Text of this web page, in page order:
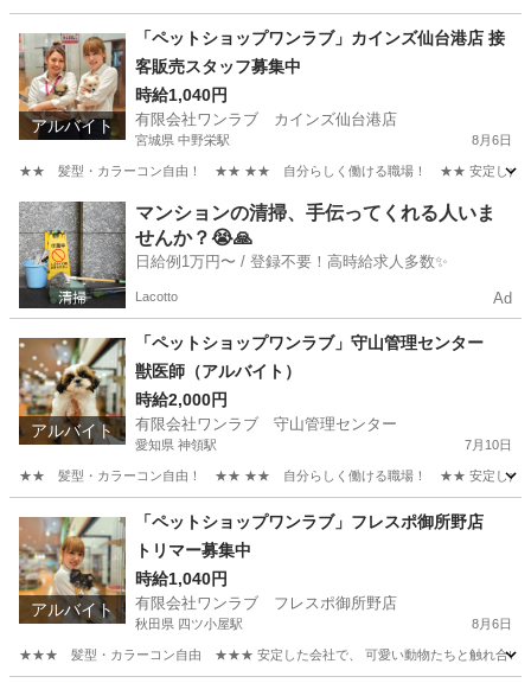
古島駅 スタッフ
アルバイト
「ペットショップワンラブ」カインズ仙台港店 接
客販売スタッフ募集中
時給1,040円
有限会社ワンラブ カインズ仙台港店
宮城県 中野栄駅 8月6日
★★ 髪型・カラーコン自由！ ★★ ★★ 自分らしく働ける職場！ ★★ 安定した会社で
宮城 仙台市 中野栄駅 その他 スタッフ
マンションの清掃、手伝ってくれる人いま
せんか？😭🙏
日給例1万円〜 / 登録不要！高時給求人多数✨
Lacotto Ad
アルバイト
「ペットショップワンラブ」守山管理センター
獣医師（アルバイト）
時給2,000円
有限会社ワンラブ 守山管理センター
愛知県 神領駅 7月10日
★★ 髪型・カラーコン自由！ ★★ ★★ 自分らしく働ける職場！ ★★ 安定した会社で
神領駅 その他 スタッフ
アルバイト
「ペットショップワンラブ」フレスポ御所野店
トリマー募集中
時給1,040円
有限会社ワンラブ フレスポ御所野店
秋田県 四ツ小屋駅 8月6日
★★★ 髪型・カラーコン自由 ★★★ 安定した会社で、 可愛い動物たちと触れ合いな